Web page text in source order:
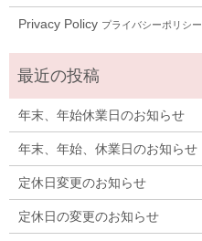
Privacy Policy プライバシーポリシー
年末、年始休業日のお知らせ
年末、年始、休業日のお知らせ
定休日変更のお知らせ
定休日の変更のお知らせ